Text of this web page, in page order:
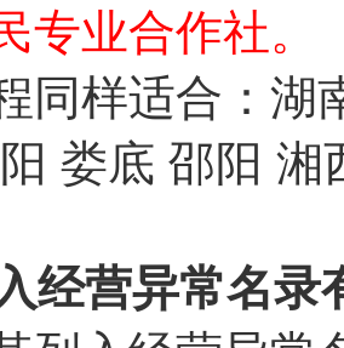
专业合作社。
同样适合：湖
娄底 邵阳
经营异常名录